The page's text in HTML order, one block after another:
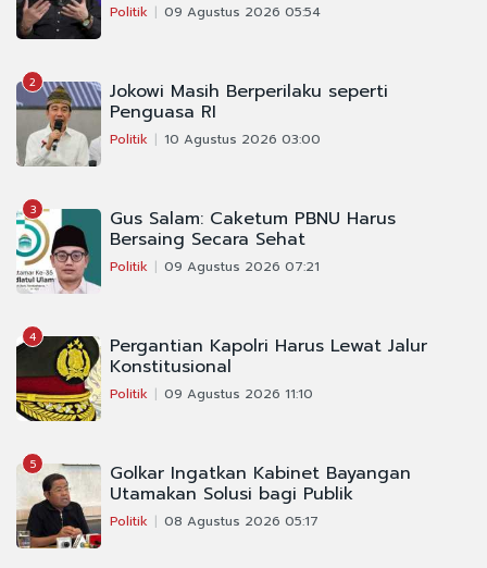
Politik 09 Agustus 2026 05:54
2 Jokowi Masih Berperilaku seperti
Penguasa RI
Politik 10 Agustus 2026 03:00
3 Gus Salam: Caketum PBNU Harus
Bersaing Secara Sehat
Politik 09 Agustus 2026 07:21
4 Pergantian Kapolri Harus Lewat Jalur
Konstitusional
Politik 09 Agustus 2026 11:10
5 Golkar Ingatkan Kabinet Bayangan
Utamakan Solusi bagi Publik
Politik 08 Agustus 2026 05:17